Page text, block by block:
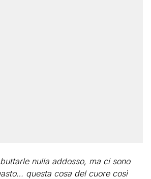
nulla addosso, ma ci sono
questa cosa del cuore così